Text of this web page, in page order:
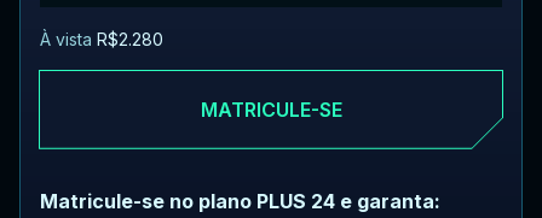
À vista R$2.280
MATRICULE-SE
Matricule-se no plano PLUS 24 e garanta: